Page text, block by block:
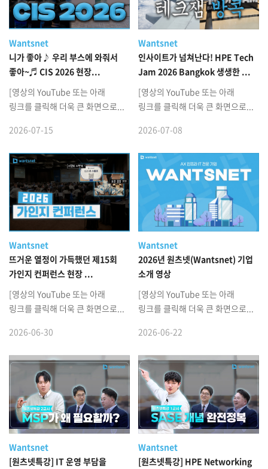
Wantsnet
니가 좋아♪ 우리 부스에 와줘서
좋아~♬ CIS 2026 현장...
[영상의 YouTube 또는 아래
링크를 클릭해 더욱 큰 화면으로...
2026-07-15
Wantsnet
인사이트가 넘쳐난다! HPE Tech
Jam 2026 Bangkok 생생한 ...
[영상의 YouTube 또는 아래
링크를 클릭해 더욱 큰 화면으로...
2026-07-08
Wantsnet
뜨거운 열정이 가득했던 제15회
가인지 컨퍼런스 현장 ...
[영상의 YouTube 또는 아래
링크를 클릭해 더욱 큰 화면으로...
2026-06-30
Wantsnet
2026년 원츠넷(Wantsnet) 기업
소개 영상
[영상의 YouTube 또는 아래
링크를 클릭해 더욱 큰 화면으로...
2026-06-22
Wantsnet
[원츠넷특강] IT 운영 부담을
Wantsnet
[원츠넷특강] HPE Networking